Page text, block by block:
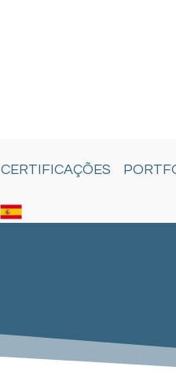
CERTIFICAÇÕES